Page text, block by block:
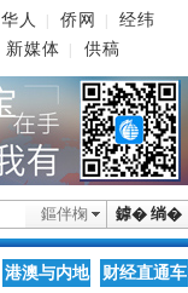
华人 侨网
经纬
新媒体 供稿
鎼� 绱�
鏂伴椈
港澳与内地 财经直通车